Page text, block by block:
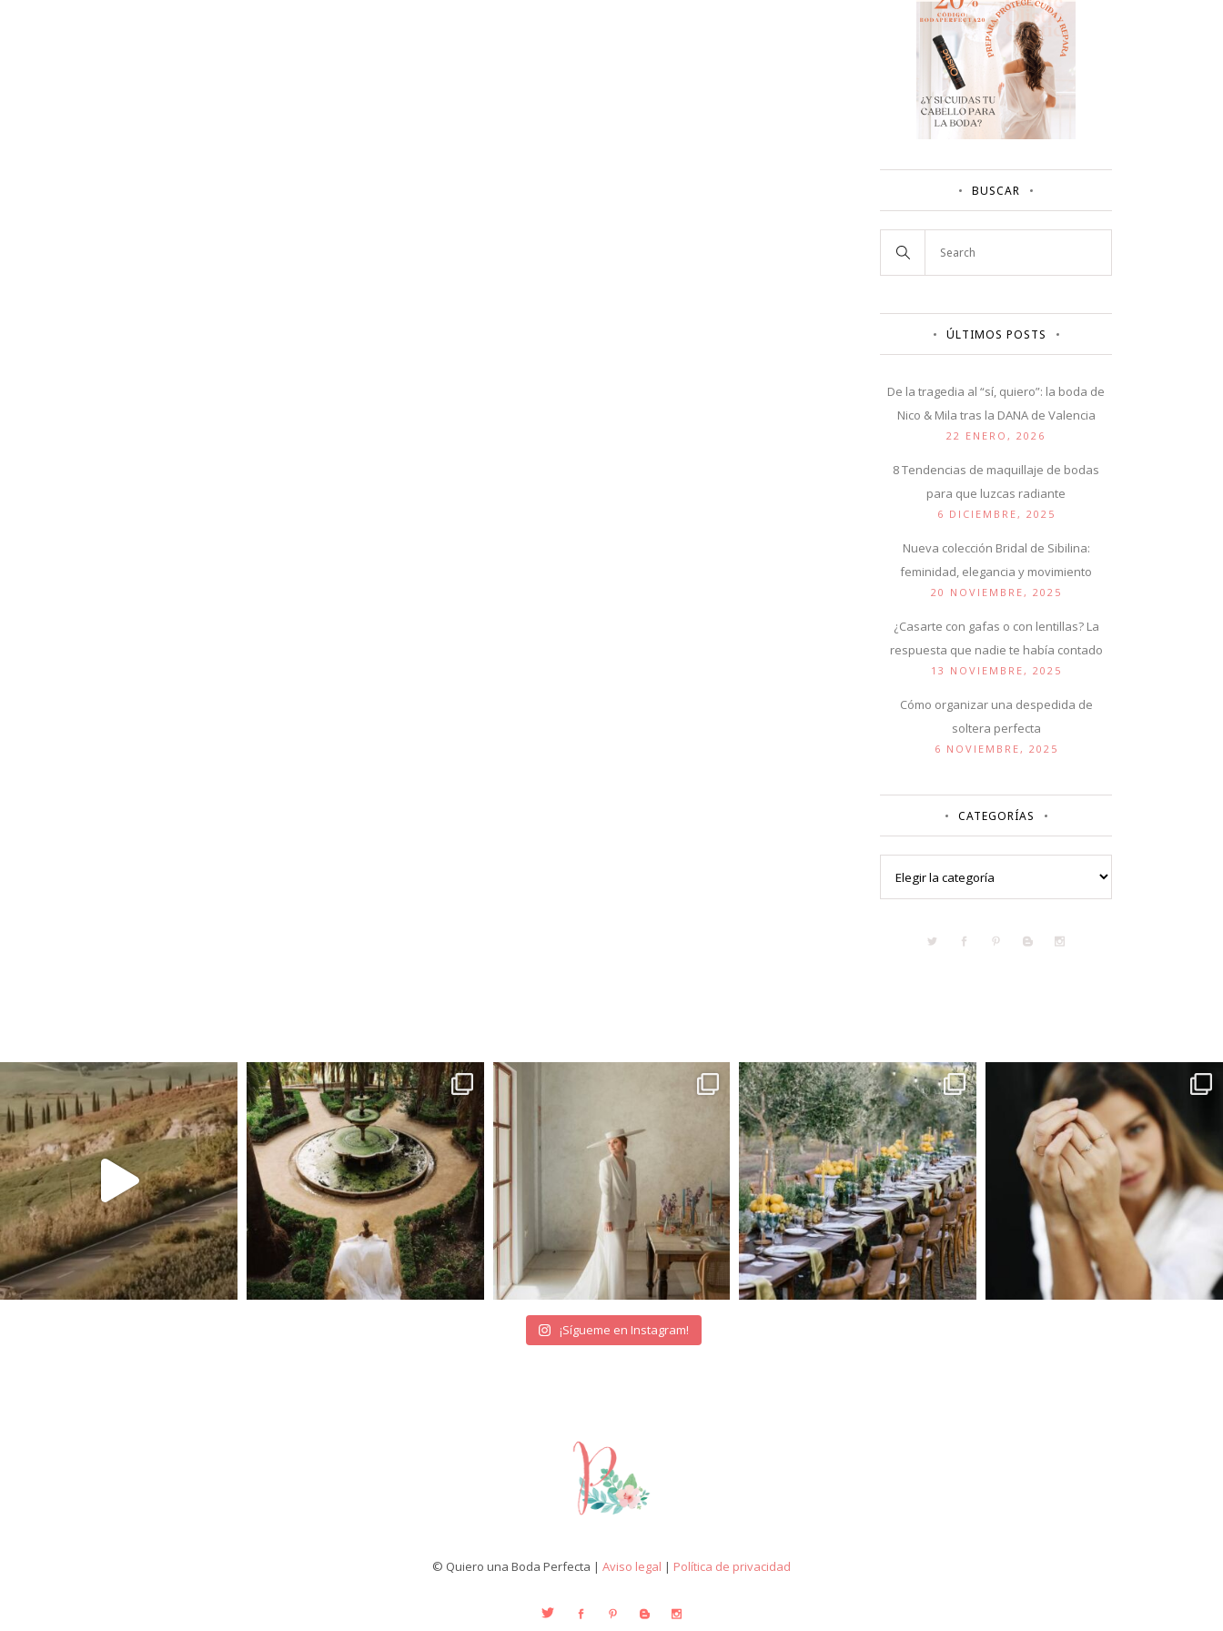
BUSCAR
ÚLTIMOS POSTS
De la tragedia al “sí, quiero”: la boda de
Nico & Mila tras la DANA de Valencia
22 ENERO, 2026
8 Tendencias de maquillaje de bodas
para que luzcas radiante
6 DICIEMBRE, 2025
Nueva colección Bridal de Sibilina:
feminidad, elegancia y movimiento
20 NOVIEMBRE, 2025
¿Casarte con gafas o con lentillas? La
respuesta que nadie te había contado
13 NOVIEMBRE, 2025
Cómo organizar una despedida de
soltera perfecta
6 NOVIEMBRE, 2025
CATEGORÍAS
¡Sígueme en Instagram!
© Quiero una Boda Perfecta | Aviso legal | Política de privacidad